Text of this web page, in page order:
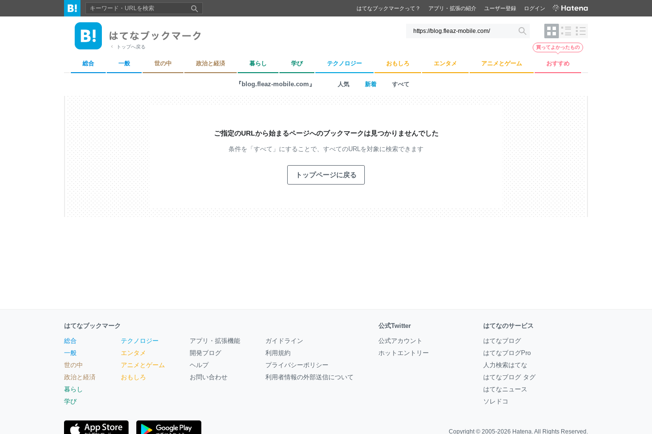
はてなブックマークって？ アプリ・拡張の紹介 ユーザー登録 ログイン
トップへ戻る
総合 一般 世の中 政治と経済 暮らし 学び テクノロジー おもしろ エンタメ アニメとゲーム おすすめ
買ってよかったもの
『blog.fleaz-mobile.com』 人気 新着 すべて
ご指定のURLから始まるページへのブックマークは見つかりませんでした
条件を「すべて」にすることで、 すべてのURLを対象に検索できます
トップページに戻る
はてなブックマーク
総合
一般
世の中
政治と経済
暮らし
学び
テクノロジー
エンタメ
アニメとゲーム
おもしろ
アプリ・拡張機能
開発ブログ
ヘルプ
お問い合わせ
ガイドライン
利用規約
プライバシーポリシー
利用者情報の外部送信について
公式Twitter
公式アカウント
ホットエントリー
はてなのサービス
はてなブログ
はてなブログPro
人力検索はてな
はてなブログ タグ
はてなニュース
ソレドコ
Copyright © 2005-2026 Hatena. All Rights Reserved.